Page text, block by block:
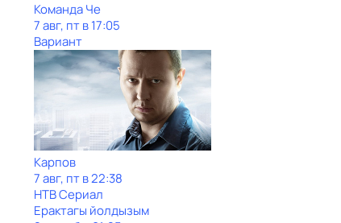
Команда Че
7 авг, пт в 17:05
Вариант
Карпов
7 авг, пт в 22:38
НТВ Сериал
Ерактагы йолдызым